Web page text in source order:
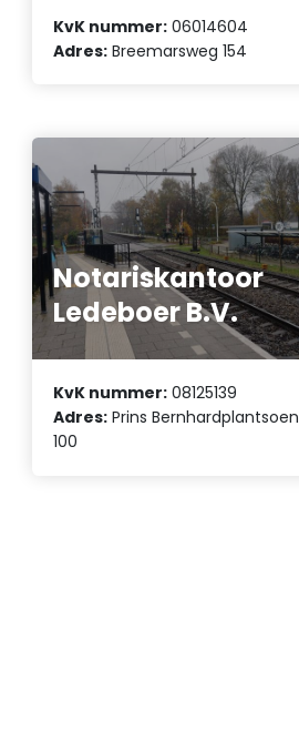
KvK nummer: 06014604
Adres: Breemarsweg 154
Notariskantoor
Ledeboer B.V.
KvK nummer: 08125139
Adres: Prins Bernhardplantsoen
100